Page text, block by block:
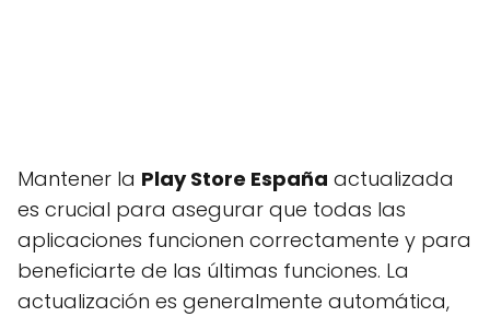
Mantener la Play Store España actualizada
es crucial para asegurar que todas las
aplicaciones funcionen correctamente y para
beneficiarte de las últimas funciones. La
actualización es generalmente automática,